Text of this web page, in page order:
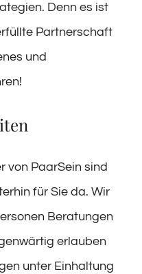
Denn es ist
Partnerschaft
und
von PaarSein sind
für Sie da. Wir
Beratungen
erlauben
unter Einhaltung